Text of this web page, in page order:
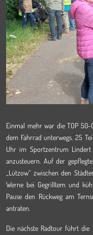
Einmal mehr war die TOP 50-
dem Fahrrad unterwegs. 25
Uhr im Sportzentrum
anzusteuern. Auf der
„Lützow“ zwischen den
Werne bei Gegrilltem und
Pause den Rückweg am
antraten.
Die nächste Radtour führt die